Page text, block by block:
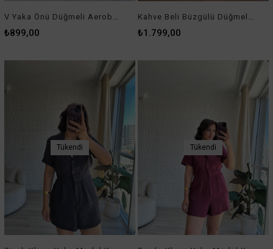
₺899,00 ₺1.799,00
Tükendi Tükendi